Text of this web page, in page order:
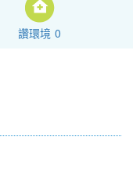
讚環境 0